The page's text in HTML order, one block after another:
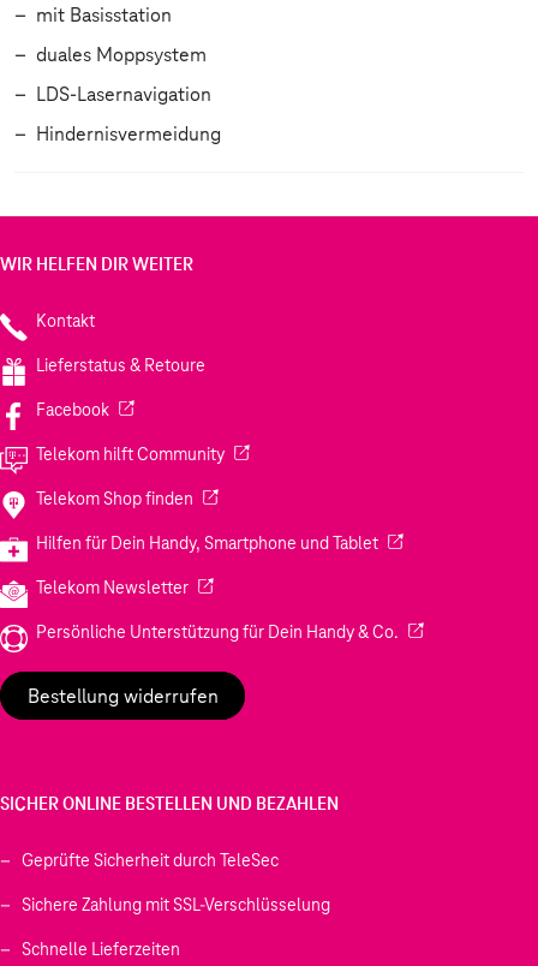
mit Basisstation
duales Moppsystem
LDS-Lasernavigation
Hindernisvermeidung
WIR HELFEN DIR WEITER
Kontakt
Lieferstatus & Retoure
Facebook(Wird in einem neuen Tab geöffnet)
Telekom hilft Community(Wird in einem neuen Tab geöffnet)
Telekom Shop finden (Wird in einem neuen Tab geöffnet)
Hilfen für Dein Handy, Smartphone und Tablet(Wird in einem
Telekom Newsletter(Wird in einem neuen Tab geöffnet)
Persönliche Unterstützung für Dein Handy & Co. (Wird in einem
Bestellung widerrufen
SICHER ONLINE BESTELLEN UND BEZAHLEN
Geprüfte Sicherheit durch TeleSec
Sichere Zahlung mit SSL-Verschlüsselung
Schnelle Lieferzeiten